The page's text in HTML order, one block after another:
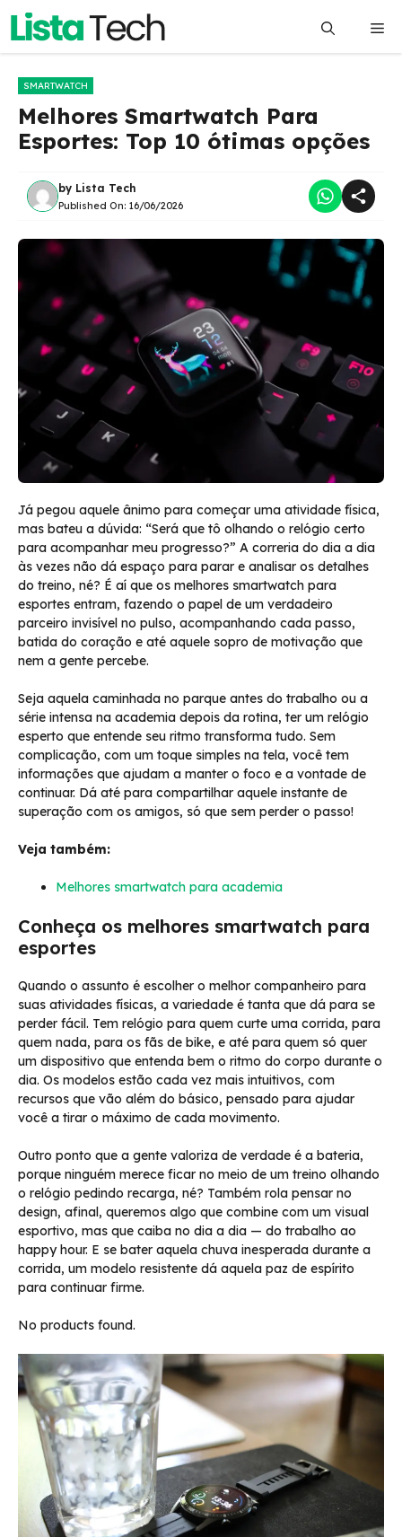
Pular
o
SMARTWATCH
Melhores Smartwatch Para
Esportes: Top 10 ótimas opções
by Lista Tech
Published On: 16/06/2026
Já pegou aquele ânimo para começar uma atividade física,
mas bateu a dúvida: “Será que tô olhando o relógio certo
para acompanhar meu progresso?” A correria do dia a dia
às vezes não dá espaço para parar e analisar os detalhes
do treino, né? É aí que os melhores smartwatch para
esportes entram, fazendo o papel de um verdadeiro
parceiro invisível no pulso, acompanhando cada passo,
batida do coração e até aquele sopro de motivação que
nem a gente percebe.
Seja aquela caminhada no parque antes do trabalho ou a
série intensa na academia depois da rotina, ter um relógio
esperto que entende seu ritmo transforma tudo. Sem
complicação, com um toque simples na tela, você tem
informações que ajudam a manter o foco e a vontade de
continuar. Dá até para compartilhar aquele instante de
superação com os amigos, só que sem perder o passo!
Veja também:
Melhores smartwatch para academia
Conheça os melhores smartwatch para
esportes
Quando o assunto é escolher o melhor companheiro para
suas atividades físicas, a variedade é tanta que dá para se
perder fácil. Tem relógio para quem curte uma corrida, para
quem nada, para os fãs de bike, e até para quem só quer
um dispositivo que entenda bem o ritmo do corpo durante o
dia. Os modelos estão cada vez mais intuitivos, com
recursos que vão além do básico, pensado para ajudar
você a tirar o máximo de cada movimento.
Outro ponto que a gente valoriza de verdade é a bateria,
porque ninguém merece ficar no meio de um treino olhando
o relógio pedindo recarga, né? Também rola pensar no
design, afinal, queremos algo que combine com um visual
esportivo, mas que caiba no dia a dia — do trabalho ao
happy hour. E se bater aquela chuva inesperada durante a
corrida, um modelo resistente dá aquela paz de espírito
para continuar firme.
No products found.